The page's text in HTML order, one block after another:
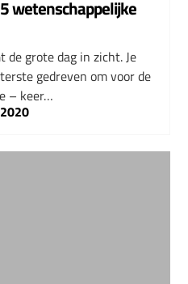
wetenschappelijke
de grote dag in zicht. Je
gedreven om voor de
– keer…